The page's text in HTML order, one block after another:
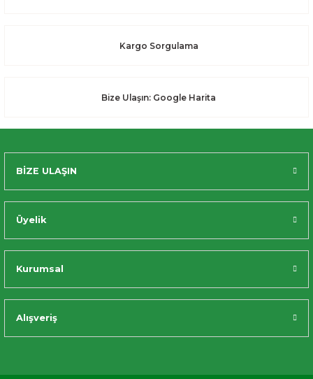
Kargo Sorgulama
Bize Ulaşın: Google Harita
BİZE ULAŞIN
Üyelik
Kurumsal
Alışveriş